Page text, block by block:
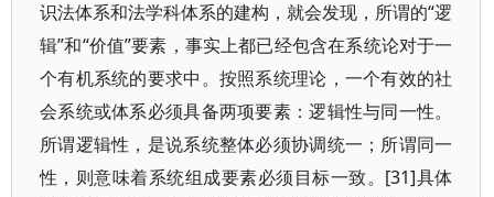
识法体系和法学科体系的建构，就会发现，所谓的“逻
辑”和“价值”要素，事实上都已经包含在系统论对于一
个有机系统的要求中。按照系统理论，一个有效的社
会系统或体系必须具备两项要素：逻辑性与同一性。
所谓逻辑性，是说系统整体必须协调统一；所谓同一
性，则意味着系统组成要素必须目标一致。[31]具体